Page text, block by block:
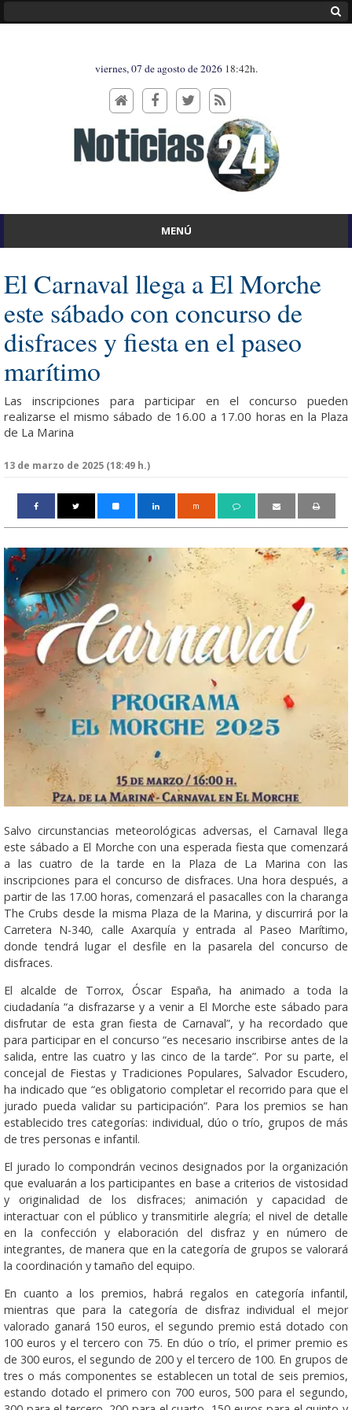
viernes, 07 de agosto de 2026 18:42h.
MENÚ
El Carnaval llega a El Morche
este sábado con concurso de
disfraces y fiesta en el paseo
marítimo
Las inscripciones para participar en el concurso pueden
realizarse el mismo sábado de 16.00 a 17.00 horas en la Plaza
de La Marina
13 de marzo de 2025 (18:49 h.)
m
Salvo circunstancias meteorológicas adversas, el Carnaval llega
este sábado a El Morche con una esperada fiesta que comenzará
a las cuatro de la tarde en la Plaza de La Marina con las
inscripciones para el concurso de disfraces. Una hora después, a
partir de las 17.00 horas, comenzará el pasacalles con la charanga
The Crubs desde la misma Plaza de la Marina, y discurrirá por la
Carretera N-340, calle Axarquía y entrada al Paseo Marítimo,
donde tendrá lugar el desfile en la pasarela del concurso de
disfraces.
El alcalde de Torrox, Óscar España, ha animado a toda la
ciudadanía “a disfrazarse y a venir a El Morche este sábado para
disfrutar de esta gran fiesta de Carnaval”, y ha recordado que
para participar en el concurso “es necesario inscribirse antes de la
salida, entre las cuatro y las cinco de la tarde”. Por su parte, el
concejal de Fiestas y Tradiciones Populares, Salvador Escudero,
ha indicado que “es obligatorio completar el recorrido para que el
jurado pueda validar su participación”. Para los premios se han
establecido tres categorías: individual, dúo o trío, grupos de más
de tres personas e infantil.
El jurado lo compondrán vecinos designados por la organización
que evaluarán a los participantes en base a criterios de vistosidad
y originalidad de los disfraces; animación y capacidad de
interactuar con el público y transmitirle alegría; el nivel de detalle
en la confección y elaboración del disfraz y en número de
integrantes, de manera que en la categoría de grupos se valorará
la coordinación y tamaño del equipo.
En cuanto a los premios, habrá regalos en categoría infantil,
mientras que para la categoría de disfraz individual el mejor
valorado ganará 150 euros, el segundo premio está dotado con
100 euros y el tercero con 75. En dúo o trío, el primer premio es
de 300 euros, el segundo de 200 y el tercero de 100. En grupos de
tres o más componentes se establecen un total de seis premios,
estando dotado el primero con 700 euros, 500 para el segundo,